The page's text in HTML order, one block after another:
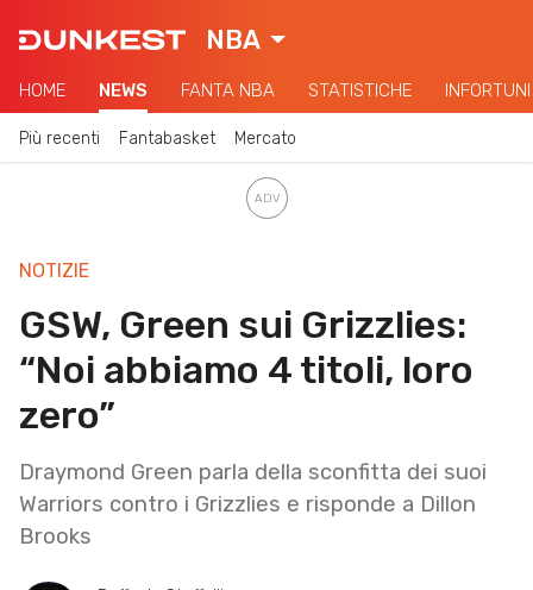
NBA
HOME NEWS FANTA NBA STATISTICHE INFORTUNI
Più recenti Fantabasket Mercato
NOTIZIE
GSW, Green sui Grizzlies:
“Noi abbiamo 4 titoli, loro
zero”
Draymond Green parla della sconfitta dei suoi
Warriors contro i Grizzlies e risponde a Dillon
Brooks